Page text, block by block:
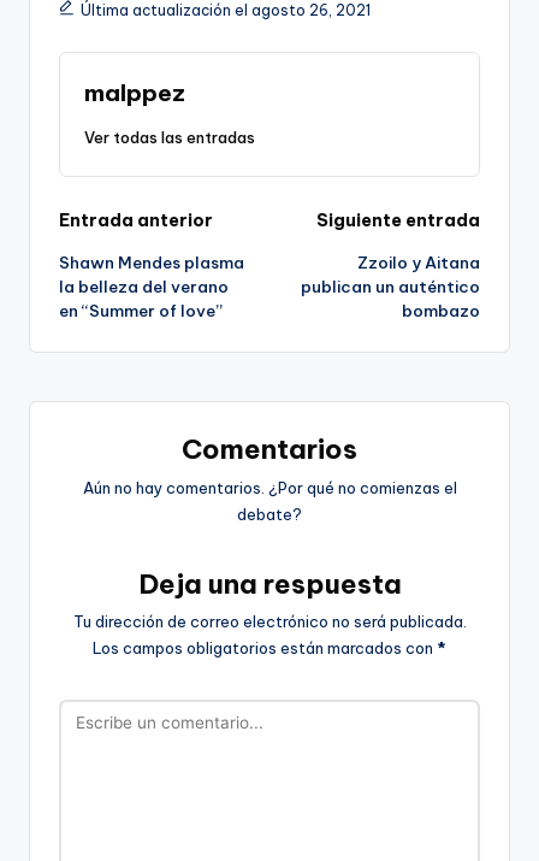
Última actualización el agosto 26, 2021
malppez
Ver todas las entradas
Navegación
de
entradas
Entrada anterior
Shawn Mendes plasma
la belleza del verano
en “Summer of love”
Siguiente entrada
Zzoilo y Aitana
publican un auténtico
bombazo
Comentarios
Aún no hay comentarios. ¿Por qué no comienzas el
debate?
Deja una respuesta
Tu dirección de correo electrónico no será publicada.
Los campos obligatorios están marcados con *